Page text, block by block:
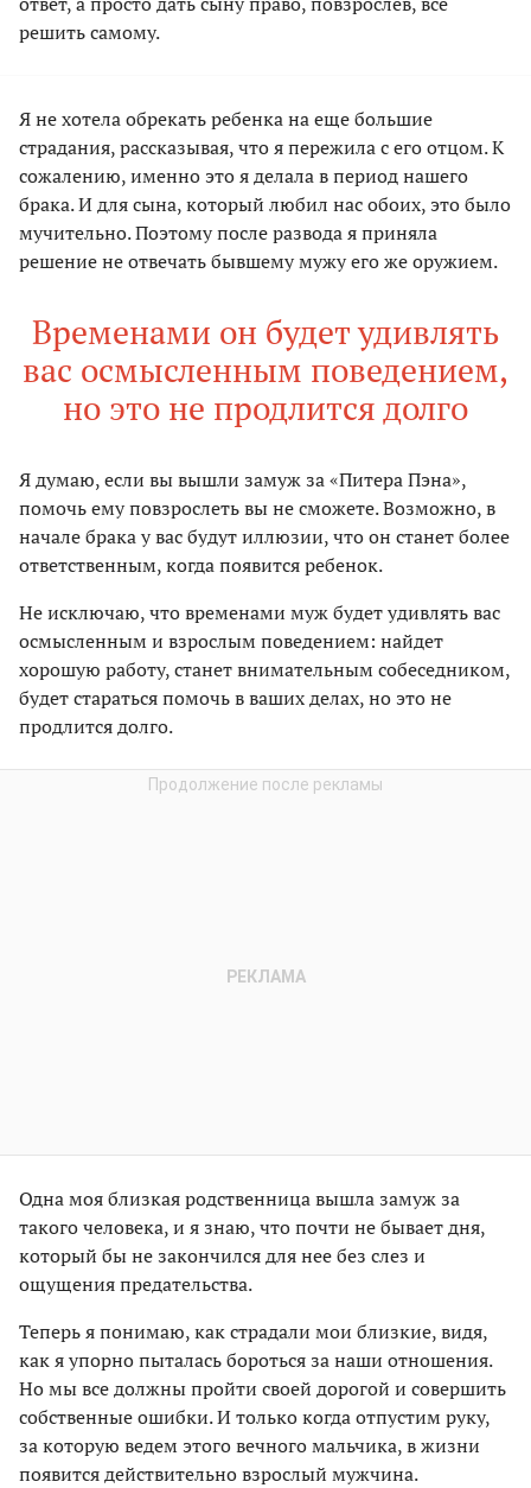
решить самому.
Я не хотела обрекать ребенка на еще большие
страдания, рассказывая, что я пережила с его отцом. К
сожалению, именно это я делала в период нашего
брака. И для сына, который любил нас обоих, это было
мучительно. Поэтому после развода я приняла
решение не отвечать бывшему мужу его же оружием.
Временами он будет удивлять
вас осмысленным поведением,
но это не продлится долго
Я думаю, если вы вышли замуж за «Питера Пэна»,
помочь ему повзрослеть вы не сможете. Возможно, в
начале брака у вас будут иллюзии, что он станет более
ответственным, когда появится ребенок.
Не исключаю, что временами муж будет удивлять вас
осмысленным и взрослым поведением: найдет
хорошую работу, станет внимательным собеседником,
будет стараться помочь в ваших делах, но это не
продлится долго.
Одна моя близкая родственница вышла замуж за
такого человека, и я знаю, что почти не бывает дня,
который бы не закончился для нее без слез и
ощущения предательства.
Теперь я понимаю, как страдали мои близкие, видя,
как я упорно пыталась бороться за наши отношения.
Но мы все должны пройти своей дорогой и совершить
собственные ошибки. И только когда отпустим руку,
за которую ведем этого вечного мальчика, в жизни
появится действительно взрослый мужчина.